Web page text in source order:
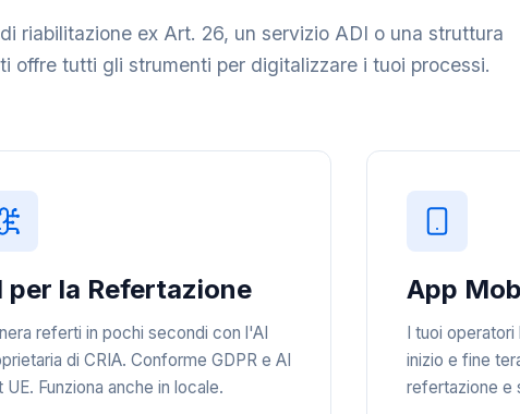
riabilitazione ex Art. 26, un servizio ADI o una struttura
offre tutti gli strumenti per digitalizzare i tuoi processi.
per la Refertazione
referti in pochi secondi con l'AI
di CRIA. Conforme GDPR e AI
UE. Funziona anche in locale.
App
I tuoi
inizio e fine
refertazione e